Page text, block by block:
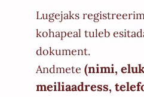
Lugejaks
kohapeal tuleb
dokument.
Andmete (nimi,
meiliaadress,